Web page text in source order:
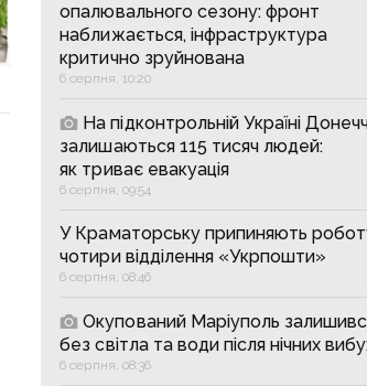
опалювального сезону: фронт
наближається, інфраструктура
критично зруйнована
6 серпня, 10:20
На підконтрольній Україні
залишаються 115 тисяч людей:
як триває евакуація
6 серпня, 09:54
У Краматорську припиняють
чотири відділення «Укрпошти»
6 серпня, 08:46
Окупований Маріуполь
без світла та води після нічних
6 серпня, 08:36